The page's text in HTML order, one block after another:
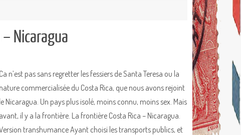
Nicaragua
Ca n’est pas sans regretter les fessiers de Santa Teresa ou la
nature commercialisée du Costa Rica, que nous avons rejoint
le Nicaragua. Un pays plus isolé, moins connu, moins sex. Mais
avant, il y a la frontière. La frontière Costa Rica – Nicaragua.
transhumance Ayant choisi les transports publics, et